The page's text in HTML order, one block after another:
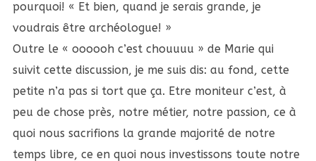
pourquoi! « Et bien, quand je serais grande, je
voudrais être archéologue! »
Outre le « oooooh c’est chouuuu » de Marie qui
suivit cette discussion, je me suis dis: au fond, cette
petite n’a pas si tort que ça. Etre moniteur c’est, à
peu de chose près, notre métier, notre passion, ce à
quoi nous sacrifions la grande majorité de notre
temps libre, ce en quoi nous investissons toute notre